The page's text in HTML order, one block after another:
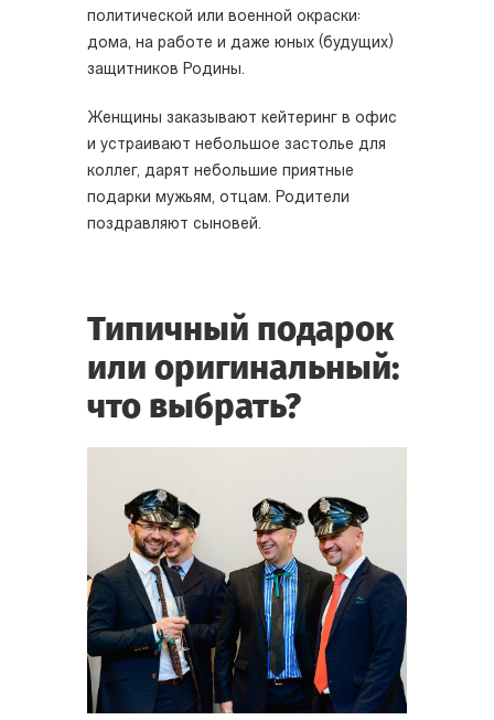
политической или военной окраски:
дома, на работе и даже юных (будущих)
защитников Родины.
Женщины заказывают кейтеринг в офис
и устраивают небольшое застолье для
коллег, дарят небольшие приятные
подарки мужьям, отцам. Родители
поздравляют сыновей.
Типичный подарок
или оригинальный:
что выбрать?